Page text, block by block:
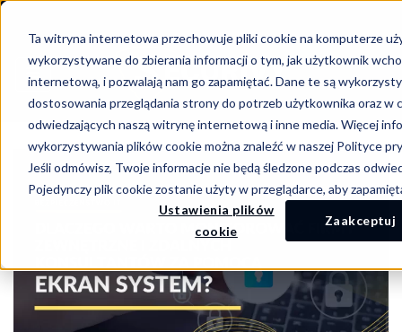
Ta witryna internetowa przechowuje pliki cookie na komputerze
wykorzystywane do zbierania informacji o tym, jak użytkownik
internetową, i pozwalają nam go zapamiętać. Dane te są
dostosowania przeglądania strony do potrzeb użytkownika oraz w
odwiedzających naszą witrynę internetową i inne media. Więcej
wykorzystywania plików cookie można znaleźć w naszej Polityce
Jeśli odmówisz, Twoje informacje nie będą śledzone podczas
Pojedynczy plik cookie zostanie użyty w przeglądarce, aby
Ustawienia plików
cookie
Zaakceptuj
-->
Skip
content